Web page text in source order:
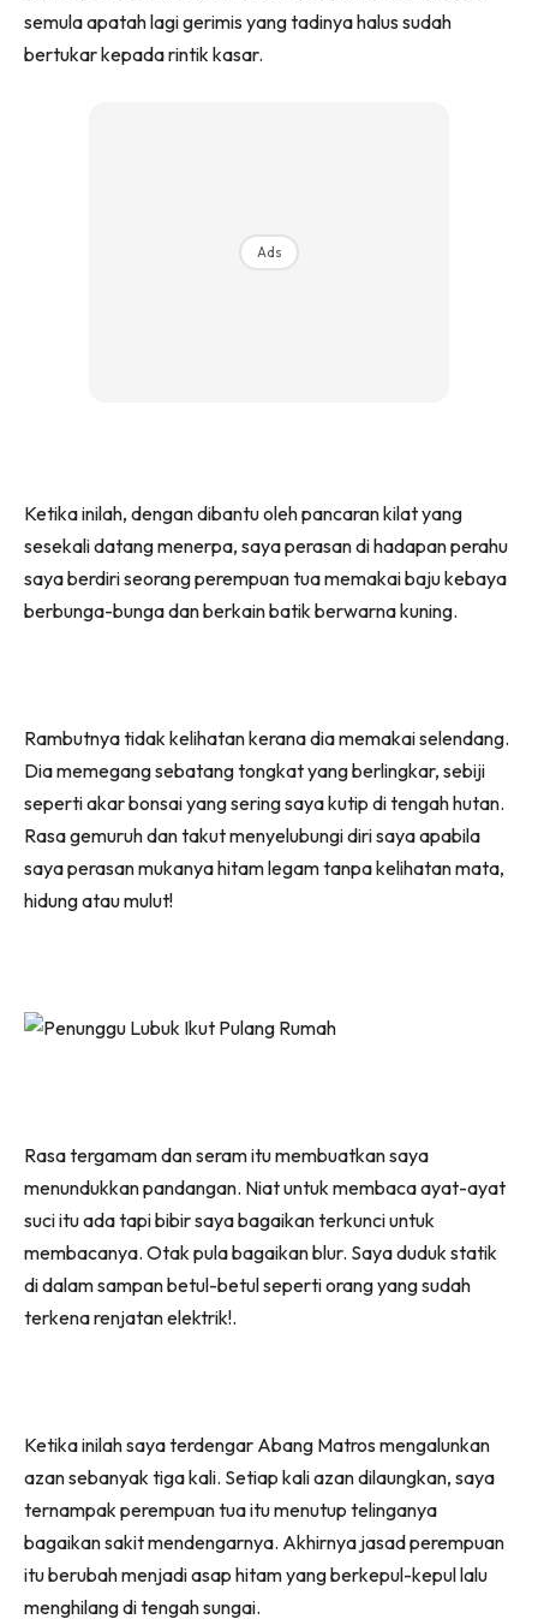
semula apatah lagi gerimis yang tadinya halus sudah
bertukar kepada rintik kasar.
Ads
Ketika inilah, dengan dibantu oleh pancaran kilat yang
sesekali datang menerpa, saya perasan di hadapan perahu
saya berdiri seorang perempuan tua memakai baju kebaya
berbunga-bunga dan berkain batik berwarna kuning.
Rambutnya tidak kelihatan kerana dia memakai selendang.
Dia memegang sebatang tongkat yang berlingkar, sebiji
seperti akar bonsai yang sering saya kutip di tengah hutan.
Rasa gemuruh dan takut menyelubungi diri saya apabila
saya perasan mukanya hitam legam tanpa kelihatan mata,
hidung atau mulut!
Rasa tergamam dan seram itu membuatkan saya
menundukkan pandangan. Niat untuk membaca ayat-ayat
suci itu ada tapi bibir saya bagaikan terkunci untuk
membacanya. Otak pula bagaikan blur. Saya duduk statik
di dalam sampan betul-betul seperti orang yang sudah
terkena renjatan elektrik!.
Ketika inilah saya terdengar Abang Matros mengalunkan
azan sebanyak tiga kali. Setiap kali azan dilaungkan, saya
ternampak perempuan tua itu menutup telinganya
bagaikan sakit mendengarnya. Akhirnya jasad perempuan
itu berubah menjadi asap hitam yang berkepul-kepul lalu
menghilang di tengah sungai.